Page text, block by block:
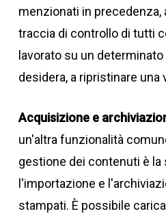
menzionati in precedenza,
traccia di controllo di tutti
lavorato su un
desidera, a ripristinare
Acquisizione e
un'altra funzionalità
gestione dei contenuti è la
l'importazione e
stampati. È possibile